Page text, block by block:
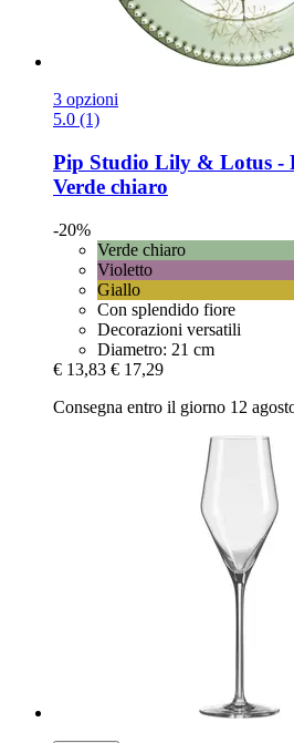
3 opzioni
5.0 (1)
Pip Studio Lily & Lotus -​
Verde chiaro
-20%
Verde chiaro
Violetto
Giallo
Con splendido fiore
Decorazioni versatili
Diametro: 21 cm
€ 13,83 € 17,29
Consegna entro il giorno 12